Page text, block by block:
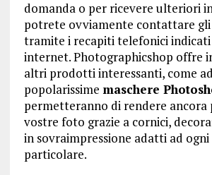
domanda o per ricevere ulteriori
potrete ovviamente contattare
tramite i recapiti telefonici indicati
internet. Photographicshop offre
altri prodotti interessanti, come
popolarissime maschere
permetteranno di rendere ancora
vostre foto grazie a cornici,
in sovraimpressione adatti ad ogni
particolare.